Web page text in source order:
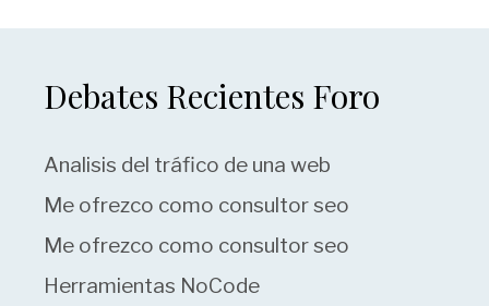
Debates Recientes Foro
Analisis del tráfico de una web
Me ofrezco como consultor seo
Me ofrezco como consultor seo
Herramientas NoCode